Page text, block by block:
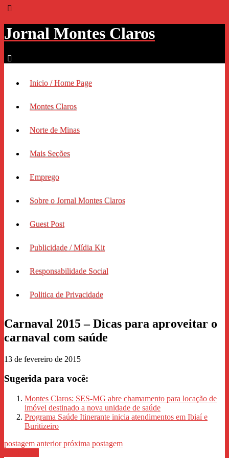
Jornal Montes Claros
Inicio / Home Page
Montes Claros
Norte de Minas
Mais Seções
Emprego
Sobre o Jornal Montes Claros
Guest Post
Publicidade / Mídia Kit
Responsabilidade Social
Politica de Privacidade
Carnaval 2015 – Dicas para aproveitar o
carnaval com saúde
13 de fevereiro de 2015
Sugerida para você:
Montes Claros: SES-MG abre chamamento para locação de
imóvel destinado a nova unidade de saúde
Programa Saúde Itinerante inicia atendimentos em Ibiaí e
Buritizeiro
postagem anteriorpróxima postagem